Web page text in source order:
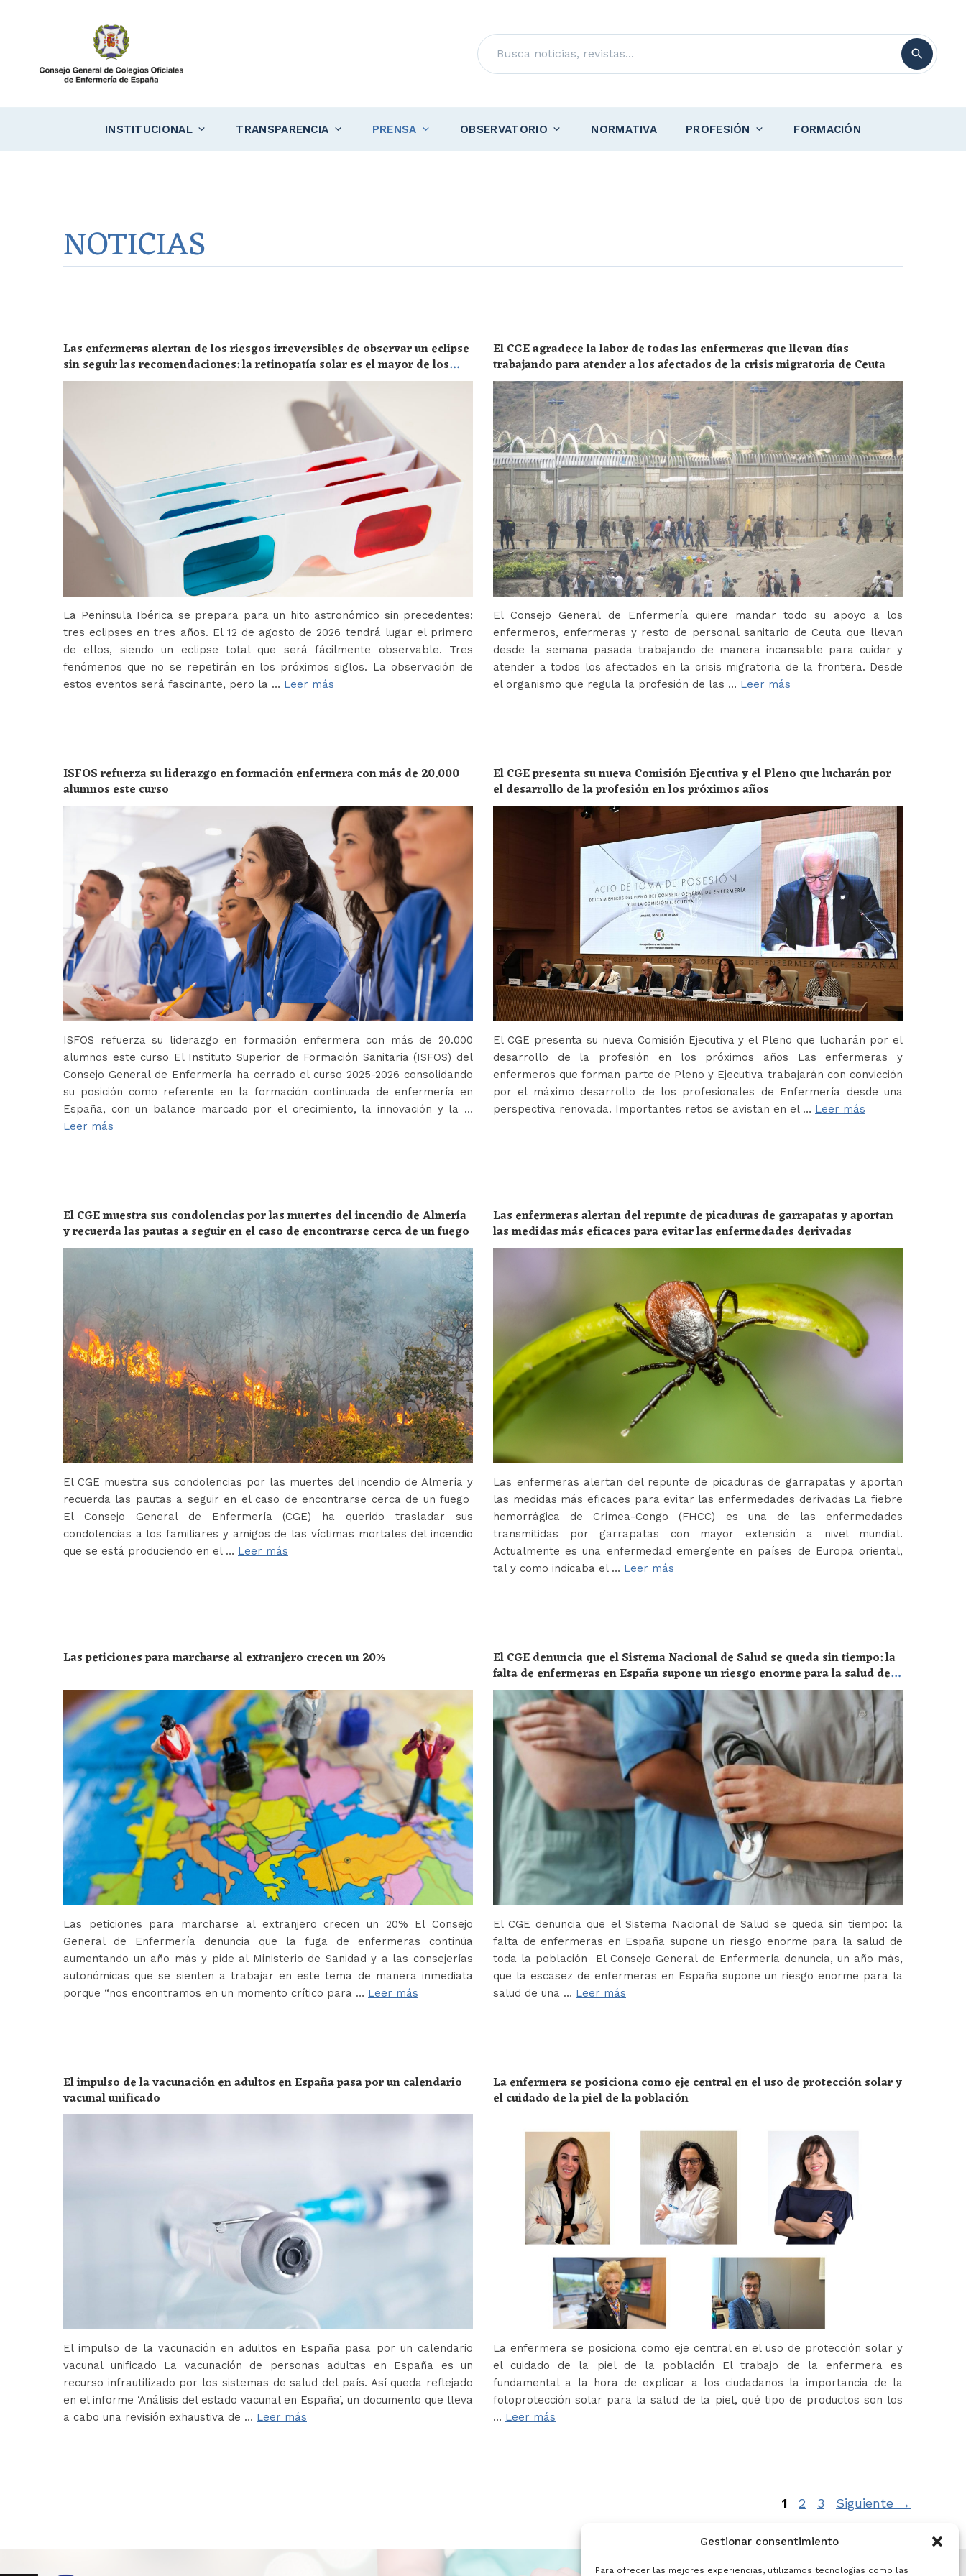
Gestionar consentimiento
Para ofrecer las mejores experiencias, utilizamos tecnologías como las
Buscar
INSTITUCIONAL TRANSPARENCIA PRENSA OBSERVATORIO NORMATIVA PROFESIÓN FORMACIÓN
NOTICIAS
Las enfermeras alertan de los riesgos irreversibles de observar un eclipse
sin seguir las recomendaciones: la retinopatía solar es el mayor de los
peligros
La Península Ibérica se prepara para un hito astronómico sin precedentes:
tres eclipses en tres años. El 12 de agosto de 2026 tendrá lugar el primero
de ellos, siendo un eclipse total que será fácilmente observable. Tres
fenómenos que no se repetirán en los próximos siglos. La observación de
estos eventos será fascinante, pero la … Leer más
El CGE agradece la labor de todas las enfermeras que llevan días
trabajando para atender a los afectados de la crisis migratoria de Ceuta
El Consejo General de Enfermería quiere mandar todo su apoyo a los
enfermeros, enfermeras y resto de personal sanitario de Ceuta que llevan
desde la semana pasada trabajando de manera incansable para cuidar y
atender a todos los afectados en la crisis migratoria de la frontera. Desde
el organismo que regula la profesión de las … Leer más
ISFOS refuerza su liderazgo en formación enfermera con más de 20.000
alumnos este curso
ISFOS refuerza su liderazgo en formación enfermera con más de 20.000
alumnos este curso El Instituto Superior de Formación Sanitaria (ISFOS) del
Consejo General de Enfermería ha cerrado el curso 2025-2026 consolidando
su posición como referente en la formación continuada de enfermería en
España, con un balance marcado por el crecimiento, la innovación y la …
Leer más
El CGE presenta su nueva Comisión Ejecutiva y el Pleno que lucharán por
el desarrollo de la profesión en los próximos años
El CGE presenta su nueva Comisión Ejecutiva y el Pleno que lucharán por el
desarrollo de la profesión en los próximos años Las enfermeras y
enfermeros que forman parte de Pleno y Ejecutiva trabajarán con convicción
por el máximo desarrollo de los profesionales de Enfermería desde una
perspectiva renovada. Importantes retos se avistan en el … Leer más
El CGE muestra sus condolencias por las muertes del incendio de Almería
y recuerda las pautas a seguir en el caso de encontrarse cerca de un fuego
El CGE muestra sus condolencias por las muertes del incendio de Almería y
recuerda las pautas a seguir en el caso de encontrarse cerca de un fuego
El Consejo General de Enfermería (CGE) ha querido trasladar sus
condolencias a los familiares y amigos de las víctimas mortales del incendio
que se está produciendo en el … Leer más
Las enfermeras alertan del repunte de picaduras de garrapatas y aportan
las medidas más eficaces para evitar las enfermedades derivadas
Las enfermeras alertan del repunte de picaduras de garrapatas y aportan
las medidas más eficaces para evitar las enfermedades derivadas La fiebre
hemorrágica de Crimea-Congo (FHCC) es una de las enfermedades
transmitidas por garrapatas con mayor extensión a nivel mundial.
Actualmente es una enfermedad emergente en países de Europa oriental,
tal y como indicaba el … Leer más
Las peticiones para marcharse al extranjero crecen un 20%
Las peticiones para marcharse al extranjero crecen un 20% El Consejo
General de Enfermería denuncia que la fuga de enfermeras continúa
aumentando un año más y pide al Ministerio de Sanidad y a las consejerías
autonómicas que se sienten a trabajar en este tema de manera inmediata
porque “nos encontramos en un momento crítico para … Leer más
El CGE denuncia que el Sistema Nacional de Salud se queda sin tiempo: la
falta de enfermeras en España supone un riesgo enorme para la salud de
toda la población
El CGE denuncia que el Sistema Nacional de Salud se queda sin tiempo: la
falta de enfermeras en España supone un riesgo enorme para la salud de
toda la población El Consejo General de Enfermería denuncia, un año más,
que la escasez de enfermeras en España supone un riesgo enorme para la
salud de una … Leer más
El impulso de la vacunación en adultos en España pasa por un calendario
vacunal unificado
El impulso de la vacunación en adultos en España pasa por un calendario
vacunal unificado La vacunación de personas adultas en España es un
recurso infrautilizado por los sistemas de salud del país. Así queda reflejado
en el informe ‘Análisis del estado vacunal en España’, un documento que lleva
a cabo una revisión exhaustiva de … Leer más
La enfermera se posiciona como eje central en el uso de protección solar y
el cuidado de la piel de la población
La enfermera se posiciona como eje central en el uso de protección solar y
el cuidado de la piel de la población El trabajo de la enfermera es
fundamental a la hora de explicar a los ciudadanos la importancia de la
fotoprotección solar para la salud de la piel, qué tipo de productos son los
… Leer más
Página
1 Página
2 Página
3 Siguiente →